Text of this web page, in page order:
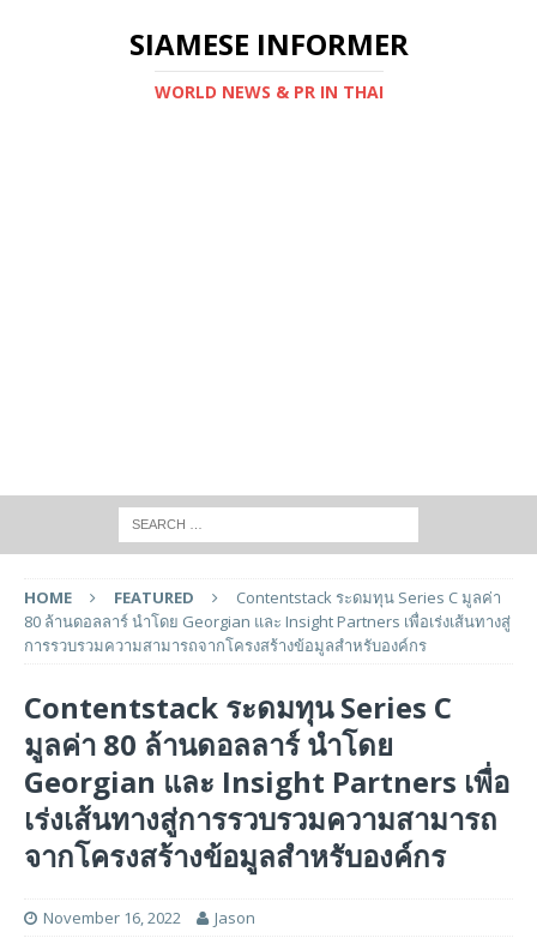
SIAMESE INFORMER
WORLD NEWS & PR IN THAI
HOME FEATURED
Contentstack ระดมทุน Series C มูลค่า
80 ล้านดอลลาร์ นำโดย Georgian และ Insight Partners เพื่อเร่งเส้นทางสู่
การรวบรวมความสามารถจากโครงสร้างข้อมูลสำหรับองค์กร
Contentstack ระดมทุน Series C
มูลค่า 80 ล้านดอลลาร์ นำโดย
Georgian และ Insight Partners เพื่อ
เร่งเส้นทางสู่การรวบรวมความสามารถ
จากโครงสร้างข้อมูลสำหรับองค์กร
November 16, 2022 Jason